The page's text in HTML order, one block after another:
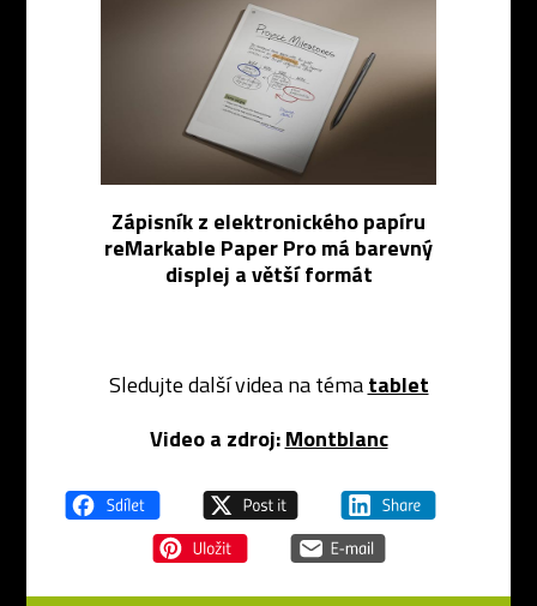
Zápisník z elektronického papíru
reMarkable Paper Pro má barevný
displej a větší formát
Sledujte další videa na tématablet
Video a zdroj: Montblanc